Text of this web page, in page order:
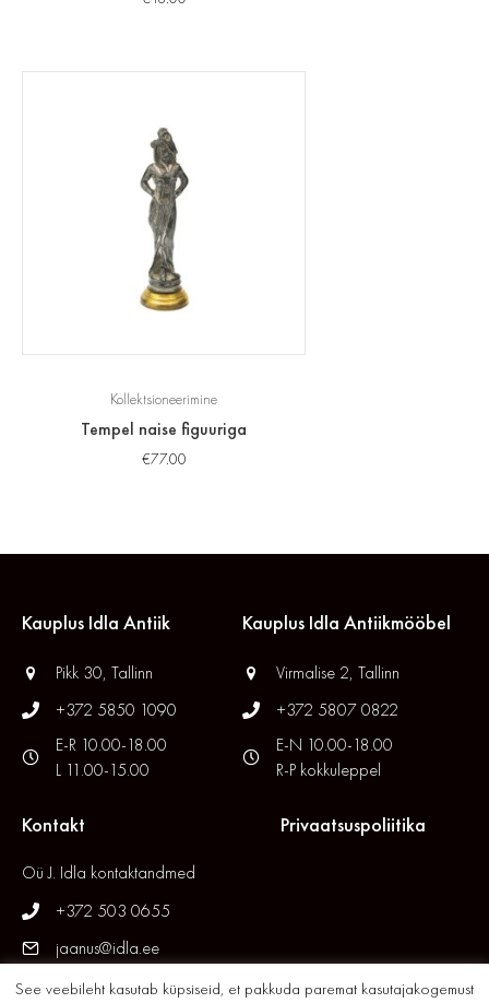
Kollektsioneerimine
Tempel naise figuuriga
€77.00
Kauplus Idla Antiik
Pikk 30, Tallinn
+372 5850 1090
E-R 10.00-18.00
L 11.00-15.00
Kauplus Idla Antiikmööbel
Virmalise 2, Tallinn
+372 5807 0822
E-N 10.00-18.00
R-P kokkuleppel
Kontakt
Oü J. Idla kontaktandmed
+372 503 0655
jaanus@idla.ee
Privaatsuspoliitika
See veebileht kasutab küpsiseid, et pakkuda paremat kasutajakogemust